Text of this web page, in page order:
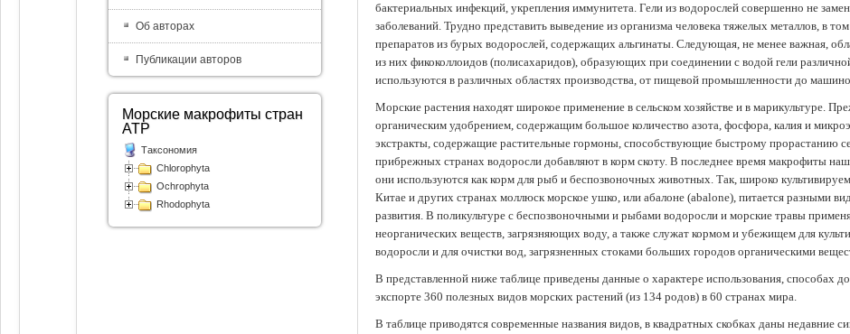
бактериальных инфекций, укрепления иммунитета. Гели из водорослей совершенно не
заболеваний. Трудно представить выведение из организма человека тяжелых металлов, в
препаратов из бурых водорослей, содержащих альгинаты. Следующая, не менее важная,
из них фикоколлоидов (полисахаридов), образующих при соединении с водой гели
используются в различных областях производства, от пищевой промышленности до
Морские растения находят широкое применение в сельском хозяйстве и в марикультуре.
органическим удобрением, содержащим большое количество азота, фосфора, калия и
экстракты, содержащие растительные гормоны, способствующие быстрому прорастанию
прибрежных странах водоросли добавляют в корм скоту. В последнее время макрофиты
они используются как корм для рыб и беспозвоночных животных. Так, широко
Китае и других странах моллюск морское ушко, или абалоне (abalone), питается разными
развития. В поликультуре с беспозвоночными и рыбами водоросли и морские травы
неорганических веществ, загрязняющих воду, а также служат кормом и убежищем для
водоросли и для очистки вод, загрязненных стоками больших городов органическими
В представленной ниже таблице приведены данные о характере использования, способах
экспорте 360 полезных видов морских растений (из 134 родов) в 60 странах мира.
В таблице приводятся современные названия видов, в квадратных скобках даны недавние
Об авторах
Публикации авторов
Морские макрофиты стран
АТР
Таксономия
Chlorophyta
Ochrophyta
Rhodophyta